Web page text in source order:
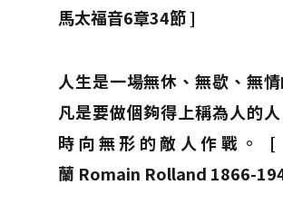
馬太福音6章34節 ]
人生是一場無休、無歇、無情
凡是要做個夠得上稱為人的
時向無形的敵人作戰。
[
蘭 Romain Rolland 1866-